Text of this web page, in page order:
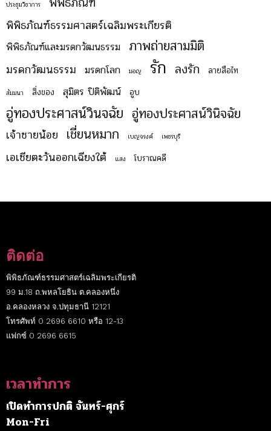
ประชุมวิชาการ
พิพิธภัณฑ์ธรรมศาสตร์เฉลิมพระเกียรติ
พิพิธภัณฑ์และมรดกวัฒนธรรม ภาพถ่ายสามมิติ
มรดกวัฒนธรรม มรดกโลก มอญ รัก ลงรัก ลายสือไท
สัมมนา สิ่งของ สุมิตร ปิติพัฒน์ อูบ
อู่ทองประศาสน์วินจฉัย อู่ทองประศาสน์วินิจฉัย
เจ้าชายน้อย เชี่ยนหมาก เบญจรงค์ เพชรบุรี
เอเชียตะวันออกเฉียงใต้ แสง โบราณคดี
ติดต่อ
พิพิธภัณฑ์ธรรมศาสตร์เฉลิมพระเกียรติ
99 ม.18 ถ.พหลโยธิน ต.คลองหนึ่ง
อ.คลองหลวง จ.ปทุมธานี 12121
โทรศัพท์ 0 2696 6610 หรือ 12-13
แฟกซ์ 0 2696 6615
เวลาทำการ
เปิดทำการปกติ จันทร์-ศุกร์
Mon-Fri